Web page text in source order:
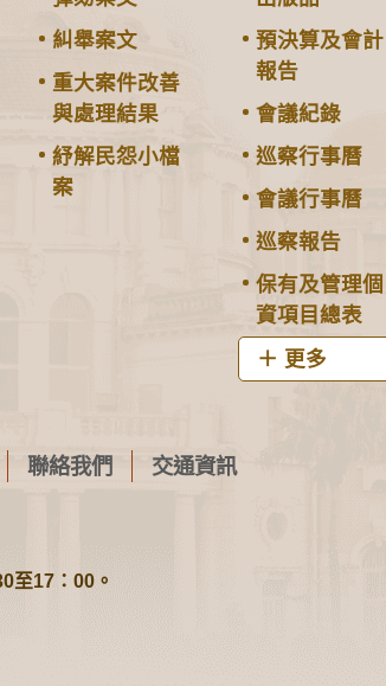
糾舉案文
重大案件改善
與處理結果
紓解民怨小檔
案
預決算及會計
報告
會議紀錄
巡察行事曆
會議行事曆
巡察報告
保有及管理個
資項目總表
更多
聯絡我們 交通資訊
至17：00。